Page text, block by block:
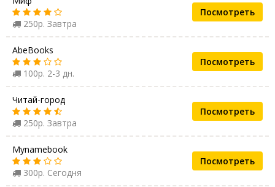
250р. Завтра
Посмотреть
AbeBooks
100р. 2-3 дн.
Посмотреть
Читай-город
250р. Завтра
Посмотреть
Mynamebook
300р. Сегодня
Посмотреть